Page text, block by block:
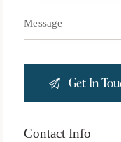
Contact Info